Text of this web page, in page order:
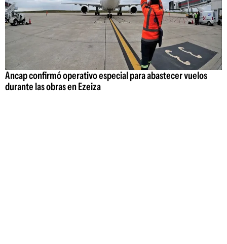
Ancap confirmó operativo especial para abastecer vuelos
durante las obras en Ezeiza